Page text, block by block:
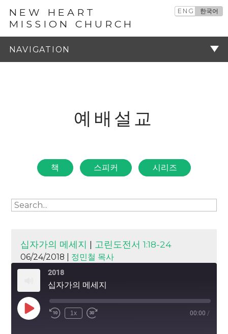
NEW HEART
MISSION CHURCH
ENG 한국어
예배설교
책 스피커 시리즈
십자가의 메세지 | 고린도전서 1:18-24
06/24/2018 | 정민철 목사
2018
십자가의 메세지
Play
Episode
1x 00:00 /